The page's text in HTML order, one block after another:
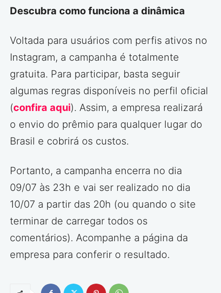
Descubra como funciona a dinâmica
Voltada para usuários com perfis ativos no
Instagram, a campanha é totalmente
gratuita. Para participar, basta seguir
algumas regras disponíveis no perfil oficial
(confira aqui). Assim, a empresa realizará
o envio do prêmio para qualquer lugar do
Brasil e cobrirá os custos.
Portanto, a campanha encerra no dia
09/07 às 23h e vai ser realizado no dia
10/07 a partir das 20h (ou quando o site
terminar de carregar todos os
comentários). Acompanhe a página da
empresa para conferir o resultado.